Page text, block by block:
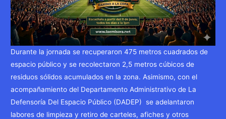
Durante la jornada se recuperaron 475 metros cuadrados de
espacio público y se recolectaron 2,5 metros cúbicos de
residuos sólidos acumulados en la zona. Asimismo, con el
acompañamiento del Departamento Administrativo de La
Defensoría Del Espacio Público (DADEP) se adelantaron
labores de limpieza y retiro de carteles, afiches y otros